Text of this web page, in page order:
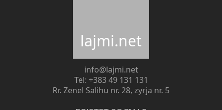
lajmi.net
info@lajmi.net
Tel: +383 49 131 131
Rr. Zenel Salihu nr. 28, zyrja nr. 5